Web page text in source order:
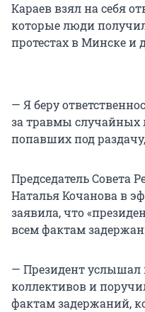
Караев взял на себя
которые люди
протестах в Минске и
— Я беру
за травмы случайных
попавших под
Председатель Совета
Наталья Кочанова в
заявила, что
всем фактам
— Президент
коллективов и
фактам задержаний,